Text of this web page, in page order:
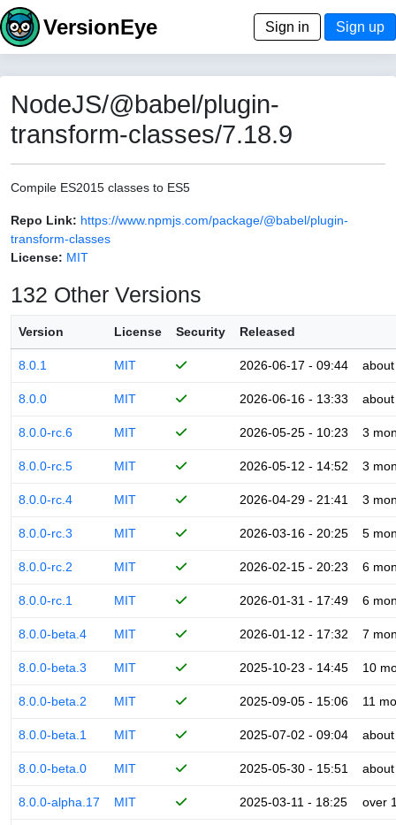
VersionEye Sign in Sign up
NodeJS/@babel/plugin-
transform-classes/7.18.9
Compile ES2015 classes to ES5
Repo Link: https://www.npmjs.com/package/@babel/plugin-
transform-classes
License: MIT
132 Other Versions
Version License Security Released
8.0.1 MIT 2026-06-17 - 09:44
8.0.0 MIT 2026-06-16 - 13:33
8.0.0-rc.6 MIT 2026-05-25 - 10:23 3
8.0.0-rc.5 MIT 2026-05-12 - 14:52 3
8.0.0-rc.4 MIT 2026-04-29 - 21:41 3
8.0.0-rc.3 MIT 2026-03-16 - 20:25 5
8.0.0-rc.2 MIT 2026-02-15 - 20:23 6
8.0.0-rc.1 MIT 2026-01-31 - 17:49 6
8.0.0-beta.4 MIT 2026-01-12 - 17:32 7
8.0.0-beta.3 MIT 2025-10-23 - 14:45 10
8.0.0-beta.2 MIT 2025-09-05 - 15:06 11
8.0.0-beta.1 MIT 2025-07-02 - 09:04
8.0.0-beta.0 MIT 2025-05-30 - 15:51
8.0.0-alpha.17 MIT 2025-03-11 - 18:25 over